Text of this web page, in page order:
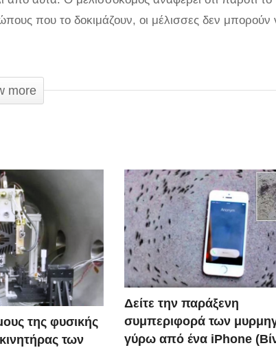
που το δοκιμάζουν, οι μέλισσες δεν μπορούν
more
της φυσικής
των
Δείτε την παράξενη
συμπεριφορά των
γύρω από ένα iPhone